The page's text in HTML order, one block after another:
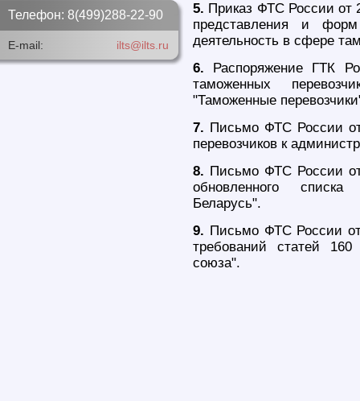
5. Приказ ФТС России от
представления и
деятельность в сфере
6. Распоряжение ГТК
таможенных
"Таможенные
7. Письмо ФТС России
перевозчиков к
8. Письмо ФТС России
обновленного списка
Беларусь".
9. Письмо ФТС России
требований статей
союза".
Телефон: 8(499)288-22-90
E-mail: ilts@ilts.ru